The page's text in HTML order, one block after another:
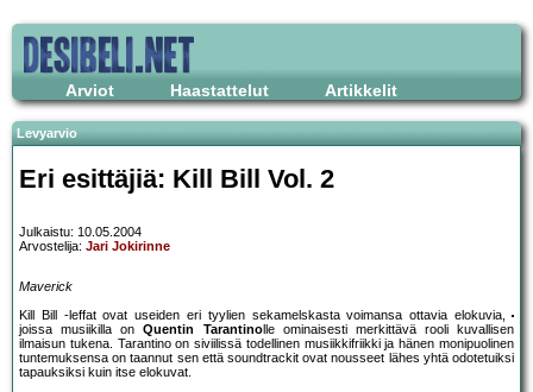
Arviot Haastattelut Artikkelit
Levyarvio
Eri esittäjiä: Kill Bill Vol. 2
Julkaistu: 10.05.2004
Arvostelija: Jari Jokirinne
Maverick
Kill Bill -leffat ovat useiden eri tyylien sekamelskasta voimansa ottavia elokuvia,
joissa musiikilla onQuentin Tarantinolle ominaisesti merkittävä rooli kuvallisen
ilmaisun tukena. Tarantino on siviilissä todellinen musiikkifriikki ja hänen monipuolinen
tuntemuksensa on taannut sen että soundtrackit ovat nousseet lähes yhtä odotetuiksi
tapauksiksi kuin itse elokuvat.